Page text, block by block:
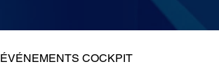
ÉVÉNEMENTS COCKPIT